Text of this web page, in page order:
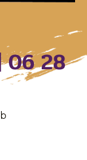
06 28